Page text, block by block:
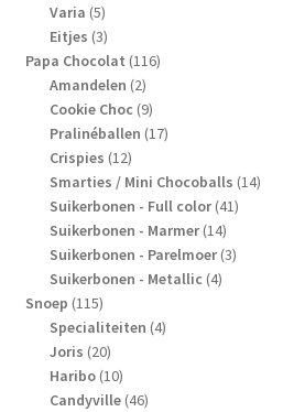
Varia 55
producten
Eitjes 33
producten
Papa Chocolat 116116
Amandelen 22
producten
Cookie Choc 99
producten
Pralinéballen 1717
Crispies 1212
producten
Smarties / Mini Chocoballs 1414
Suikerbonen - Full color 4141
Suikerbonen - Marmer 1414
producten
Suikerbonen - Parelmoer 33
Suikerbonen - Metallic 44
Snoep 115115
producten
Specialiteiten 44
Joris 2020
producten
Haribo 1010
producten
Candyville 4646